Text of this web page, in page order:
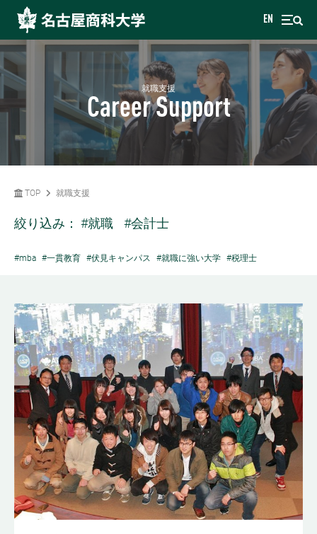
EN
就職支援
Career Support
TOP 就職支援
絞り込み： #就職 #会計士
#mba #一貫教育 #伏見キャンパス #就職に強い大学 #税理士